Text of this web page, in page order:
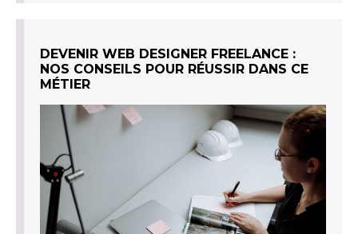
DEVENIR WEB DESIGNER FREELANCE :
NOS CONSEILS POUR RÉUSSIR DANS CE
MÉTIER